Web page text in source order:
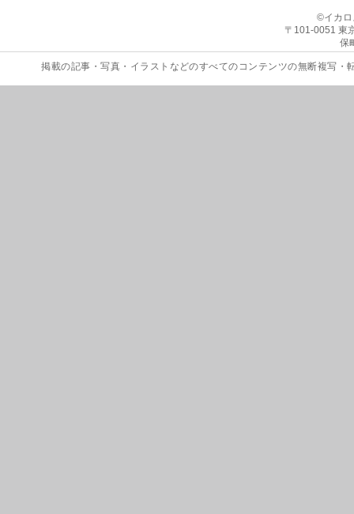
©イカ
〒101-0051 東
保
掲載の記事・写真・イラストなどのすべてのコンテンツの無断複